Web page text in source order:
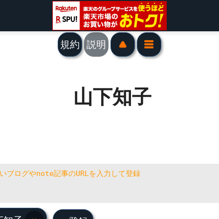
規約 説明
山下知子